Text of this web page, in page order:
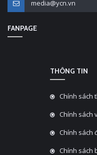
media@ycn.vn
FANPAGE
THÔNG TIN
Chính sách
Chính sách
Chính sách
Chính sách